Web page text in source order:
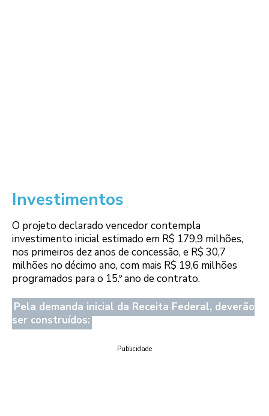
Investimentos
O projeto declarado vencedor contempla
investimento inicial estimado em R$ 179,9 milhões,
nos primeiros dez anos de concessão, e R$ 30,7
milhões no décimo ano, com mais R$ 19,6 milhões
programados para o 15.º ano de contrato.
Pela demanda inicial da Receita Federal, deverão
ser construídos:
Publicidade